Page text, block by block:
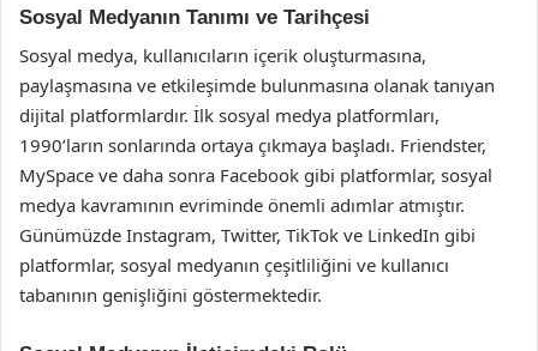
Sosyal Medyanın Tanımı ve Tarihçesi
Sosyal medya, kullanıcıların içerik oluşturmasına,
paylaşmasına ve etkileşimde bulunmasına olanak tanıyan
dijital platformlardır. İlk sosyal medya platformları,
1990’ların sonlarında ortaya çıkmaya başladı. Friendster,
MySpace ve daha sonra Facebook gibi platformlar, sosyal
medya kavramının evriminde önemli adımlar atmıştır.
Günümüzde Instagram, Twitter, TikTok ve LinkedIn gibi
platformlar, sosyal medyanın çeşitliliğini ve kullanıcı
tabanının genişliğini göstermektedir.